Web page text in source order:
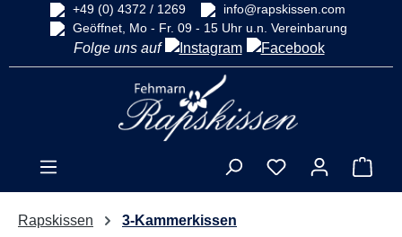
springen
+49 (0) 4372 / 1269
info@rapskissen.com
Geöffnet, Mo - Fr. 09 - 15 Uhr u.n. Vereinbarung
Folge uns auf
Rapskissen 3-Kammerkissen